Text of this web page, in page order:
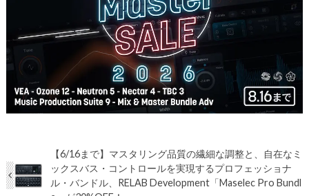
【6/16まで】マスタリング品質の繊細な調整と、自在なミ
ックスバス・コントロールを実現するプロフェッショナ
ル・バンドル、RELAB Development「Maselec Pro Bundl